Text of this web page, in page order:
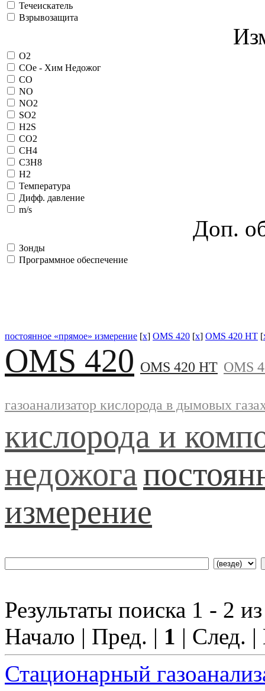
Течеискатель
Взрывозащита
O2
COe - Хим Недожог
CO
NO
NO2
SO2
H2S
CO2
CH4
C3H8
H2
Температура
Дифф. давление
m/s
Доп.
Зонды
Программное обеспечение
постоянное «прямое» измерение [x] OMS 420 [x] OMS 420 HT [
OMS 420 OMS 420 HT OMS
газоанализатор кислорода в дымовых
кислорода и
недожога
измерение
Результаты поиска 1 - 2
Начало | Пред. | 1 | След.
Стационарный